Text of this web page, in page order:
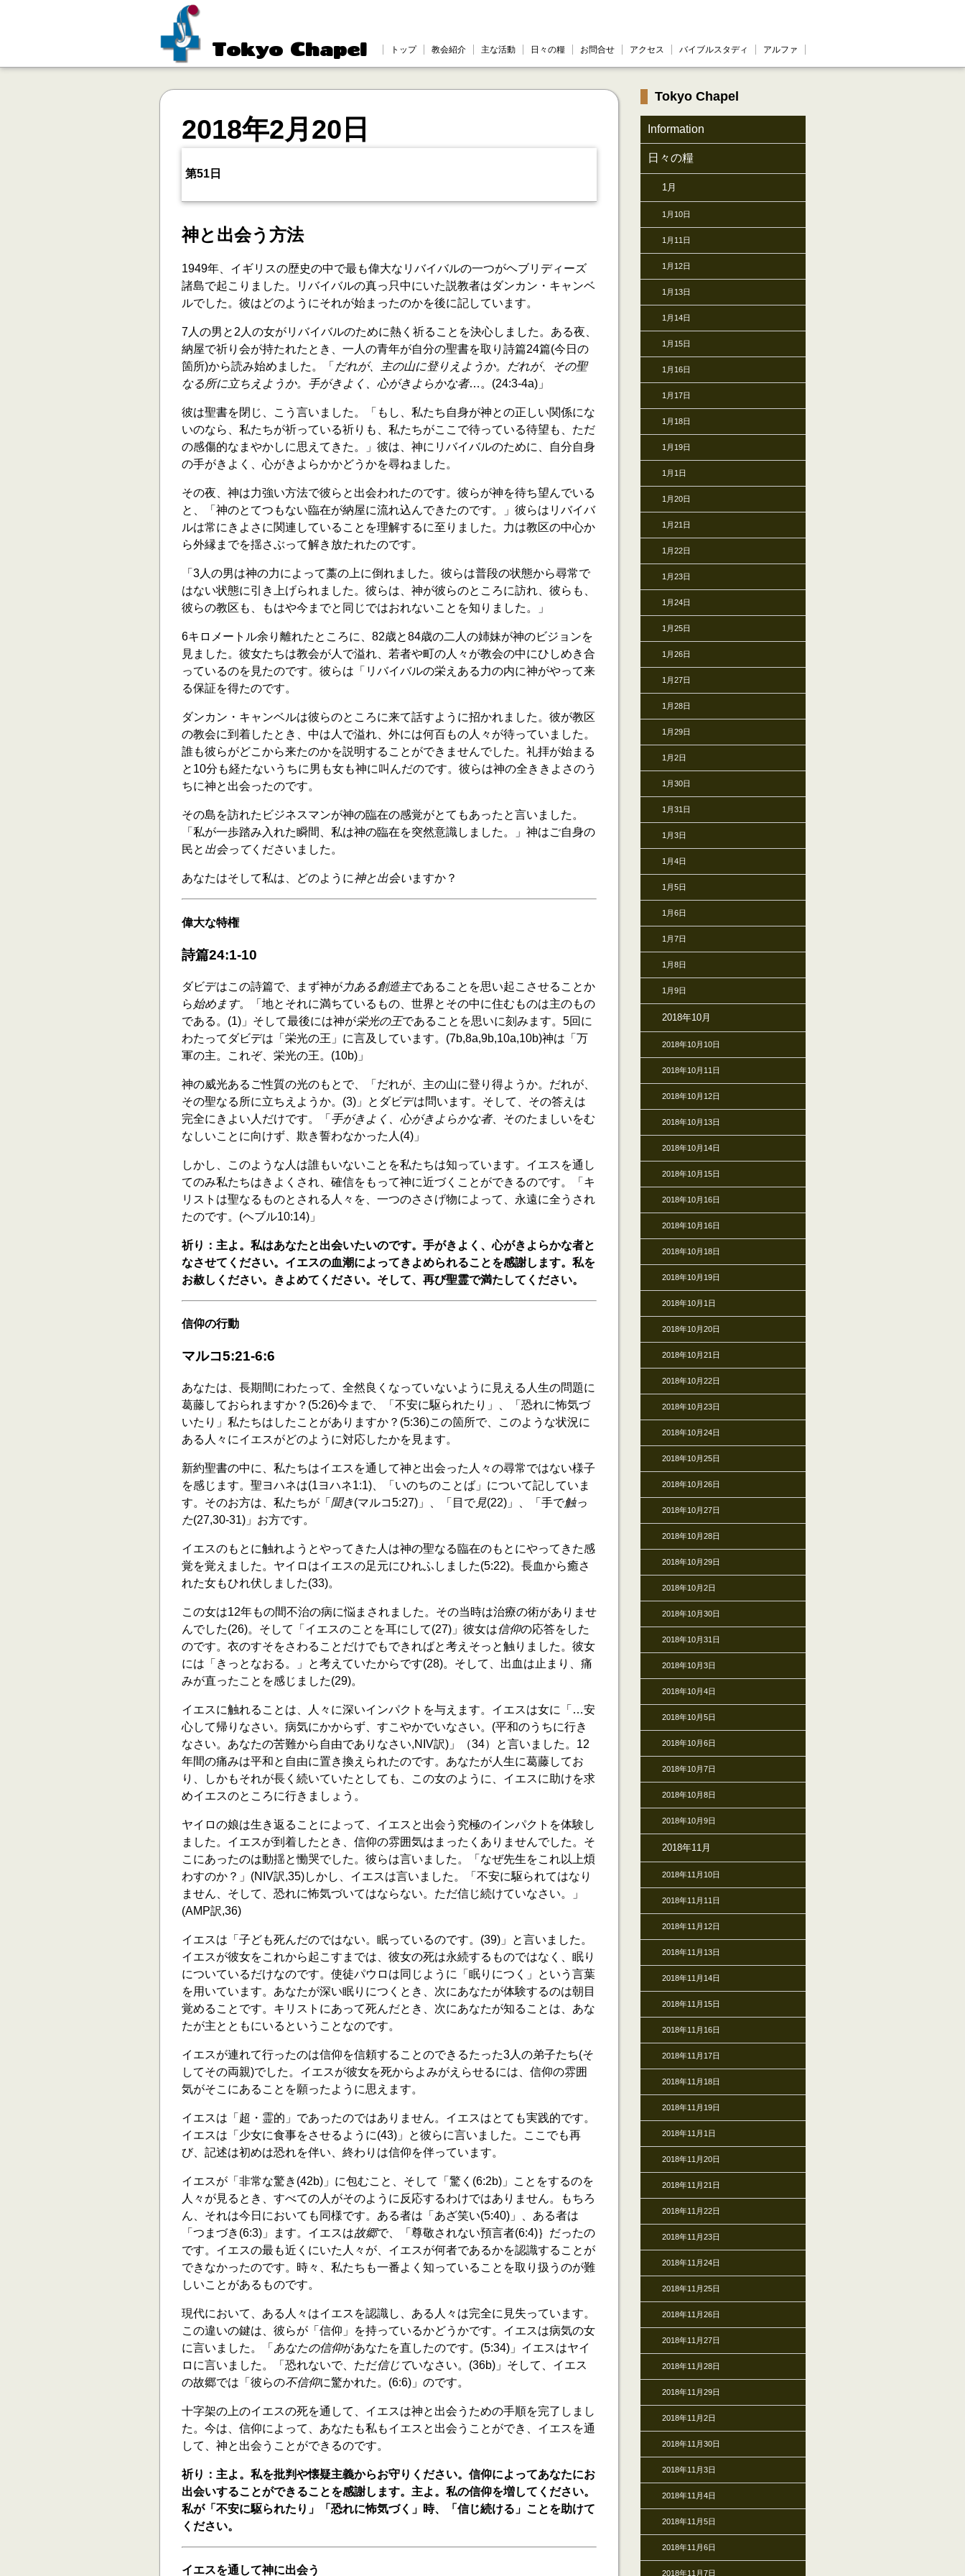
Tokyo Chapel トップ 教会紹介 主な活動 日々の糧 お問合せ アクセス バイブルスタディ アルファ
2018年2月20日
第51日
神と出会う方法
1949年、イギリスの歴史の中で最も偉大なリバイバルの一つがヘブリディーズ
諸島で起こりました。リバイバルの真っ只中にいた説教者はダンカン・キャンベ
ルでした。彼はどのようにそれが始まったのかを後に記しています。
7人の男と2人の女がリバイバルのために熱く祈ることを決心しました。ある夜、
納屋で祈り会が持たれたとき、一人の青年が自分の聖書を取り詩篇24篇(今日の
箇所)から読み始めました。「 だれが、主の山に登りえようか。だれが、その聖
なる所に立ちえようか。手がきよく、心がきよらかな者…。(24:3-4a)」
彼は聖書を閉じ、こう言いました。「もし、私たち自身が神との正しい関係にな
いのなら、私たちが祈っている祈りも、私たちがここで待っている待望も、ただ
の感傷的なまやかしに思えてきた。」彼は、神にリバイバルのために、自分自身
の手がきよく、心がきよらかかどうかを尋ねました。
その夜、神は力強い方法で彼らと出会われたのです。彼らが神を待ち望んでいる
と、「神のとてつもない臨在が納屋に流れ込んできたのです。」彼らはリバイバ
ルは常にきよさに関連していることを理解するに至りました。力は教区の中心か
ら外縁までを揺さぶって解き放たれたのです。
「3人の男は神の力によって藁の上に倒れました。彼らは普段の状態から尋常で
はない状態に引き上げられました。彼らは、神が彼らのところに訪れ、彼らも、
彼らの教区も、もはや今までと同じではおれないことを知りました。」
6キロメートル余り離れたところに、82歳と84歳の二人の姉妹が神のビジョンを
見ました。彼女たちは教会が人で溢れ、若者や町の人々が教会の中にひしめき合
っているのを見たのです。彼らは「リバイバルの栄えある力の内に神がやって来
る保証を得たのです。
ダンカン・キャンベルは彼らのところに来て話すように招かれました。彼が教区
の教会に到着したとき、中は人で溢れ、外には何百もの人々が待っていました。
誰も彼らがどこから来たのかを説明することができませんでした。礼拝が始まる
と10分も経たないうちに男も女も神に叫んだのです。彼らは神の全ききよさのう
ちに神と出会ったのです。
その島を訪れたビジネスマンが神の臨在の感覚がとてもあったと言いました。
「私が一歩踏み入れた瞬間、私は神の臨在を突然意識しました。」神はご自身の
民と 出会ってくださいました。
あなたはそして私は、どのように神と出会いますか？
偉大な特権
詩篇24:1-10
ダビデはこの詩篇で、まず神が力ある創造主であることを思い起こさせることか
ら 始めます。「地とそれに満ちているもの、世界とその中に住むものは主のもの
である。(1)」そして最後には神が栄光の王であることを思いに刻みます。5回に
わたってダビデは「栄光の王」に言及しています。(7b,8a,9b,10a,10b)神は「万
軍の主。これぞ、栄光の王。(10b)」
神の威光あるご性質の光のもとで、「だれが、主の山に登り得ようか。だれが、
その聖なる所に立ちえようか。(3)」とダビデは問います。そして、その答えは
完全にきよい人だけです。「 手がきよく、心がきよらかな者、そのたましいをむ
なしいことに向けず、欺き誓わなかった人(4)」
しかし、このような人は誰もいないことを私たちは知っています。イエスを通し
てのみ私たちはきよくされ、確信をもって神に近づくことができるのです。「キ
リストは聖なるものとされる人々を、一つのささげ物によって、永遠に全うされ
たのです。(ヘブル10:14)」
祈り：主よ。私はあなたと出会いたいのです。手がきよく、心がきよらかな者と
なさせてください。イエスの血潮によってきよめられることを感謝します。私を
お赦しください。きよめてください。そして、再び聖霊で満たしてください。
信仰の行動
マルコ5:21-6:6
あなたは、長期間にわたって、全然良くなっていないように見える人生の問題に
葛藤しておられますか？(5:26)今まで、「不安に駆られたり」、「恐れに怖気づ
いたり」私たちはしたことがありますか？(5:36)この箇所で、このような状況に
ある人々にイエスがどのように対応したかを見ます。
新約聖書の中に、私たちはイエスを通して神と出会った人々の尋常ではない様子
を感じます。聖ヨハネは(1ヨハネ1:1)、「いのちのことば」について記していま
す。そのお方は、私たちが「 聞き(マルコ5:27)」、「目で 見(22)」、「手で触っ
た(27,30-31)」お方です。
イエスのもとに触れようとやってきた人は神の聖なる臨在のもとにやってきた感
覚を覚えました。ヤイロはイエスの足元にひれふしました(5:22)。長血から癒さ
れた女もひれ伏しました(33)。
この女は12年もの間不治の病に悩まされました。その当時は治療の術がありませ
んでした(26)。そして「イエスのことを耳にして(27)」彼女は信仰の応答をした
のです。衣のすそをさわることだけでもできればと考えそっと触りました。彼女
には「きっとなおる。」と考えていたからです(28)。そして、出血は止まり、痛
みが直ったことを感じました(29)。
イエスに触れることは、人々に深いインパクトを与えます。イエスは女に「…安
心して帰りなさい。病気にかからず、すこやかでいなさい。(平和のうちに行き
なさい。あなたの苦難から自由でありなさい,NIV訳)」（34）と言いました。12
年間の痛みは平和と自由に置き換えられたのです。あなたが人生に葛藤してお
り、しかもそれが長く続いていたとしても、この女のように、イエスに助けを求
めイエスのところに行きましょう。
ヤイロの娘は生き返ることによって、イエスと出会う究極のインパクトを体験し
ました。イエスが到着したとき、信仰の雰囲気はまったくありませんでした。そ
こにあったのは動揺と慟哭でした。彼らは言いました。「なぜ先生をこれ以上煩
わすのか？」(NIV訳,35)しかし、イエスは言いました。「不安に駆られてはなり
ません、そして、恐れに怖気づいてはならない。ただ信じ続けていなさい。」
(AMP訳,36)
イエスは「子ども死んだのではない。眠っているのです。(39)」と言いました。
イエスが彼女をこれから起こすまでは、彼女の死は永続するものではなく、眠り
についているだけなのです。使徒パウロは同じように「眠りにつく」という言葉
を用いています。あなたが深い眠りにつくとき、次にあなたが体験するのは朝目
覚めることです。キリストにあって死んだとき、次にあなたが知ることは、あな
たが主とともにいるということなのです。
イエスが連れて行ったのは信仰を信頼することのできるたった3人の弟子たち(そ
してその両親)でした。イエスが彼女を死からよみがえらせるには、信仰の雰囲
気がそこにあることを願ったように思えます。
イエスは「超・霊的」であったのではありません。イエスはとても実践的です。
イエスは「少女に食事をさせるように(43)」と彼らに言いました。ここでも再
び、記述は初めは恐れを伴い、終わりは信仰を伴っています。
イエスが「非常な驚き(42b)」に包むこと、そして「驚く(6:2b)」ことをするのを
人々が見るとき、すべての人がそのように反応するわけではありません。もちろ
ん、それは今日においても同様です。ある者は「あざ笑い(5:40)」、ある者は
「つまづき(6:3)」ます。イエスは故郷で、「尊敬されない預言者(6:4)｝だったの
です。イエスの最も近くにいた人々が、イエスが何者であるかを認識することが
できなかったのです。時々、私たちも一番よく知っていることを取り扱うのが難
しいことがあるものです。
現代において、ある人々はイエスを認識し、ある人々は完全に見失っています。
この違いの鍵は、彼らが「信仰」を持っているかどうかです。イエスは病気の女
に言いました。「 あなたの信仰があなたを直したのです。(5:34)」イエスはヤイ
ロに言いました。「恐れないで、ただ信じていなさい。(36b)」そして、イエス
の故郷では「彼らの不信仰に驚かれた。(6:6)」のです。
十字架の上のイエスの死を通して、イエスは神と出会うための手順を完了しまし
た。今は、信仰によって、あなたも私もイエスと出会うことができ、イエスを通
して、神と出会うことができるのです。
祈り：主よ。私を批判や懐疑主義からお守りください。信仰によってあなたにお
出会いすることができることを感謝します。主よ。私の信仰を増してください。
私が「不安に駆られたり」「恐れに怖気づく」時、「信じ続ける」ことを助けて
ください。
イエスを通して神に出会う
Tokyo Chapel
Information
日々の糧
1月
1月10日
1月11日
1月12日
1月13日
1月14日
1月15日
1月16日
1月17日
1月18日
1月19日
1月1日
1月20日
1月21日
1月22日
1月23日
1月24日
1月25日
1月26日
1月27日
1月28日
1月29日
1月2日
1月30日
1月31日
1月3日
1月4日
1月5日
1月6日
1月7日
1月8日
1月9日
2018年10月
2018年10月10日
2018年10月11日
2018年10月12日
2018年10月13日
2018年10月14日
2018年10月15日
2018年10月16日
2018年10月16日
2018年10月18日
2018年10月19日
2018年10月1日
2018年10月20日
2018年10月21日
2018年10月22日
2018年10月23日
2018年10月24日
2018年10月25日
2018年10月26日
2018年10月27日
2018年10月28日
2018年10月29日
2018年10月2日
2018年10月30日
2018年10月31日
2018年10月3日
2018年10月4日
2018年10月5日
2018年10月6日
2018年10月7日
2018年10月8日
2018年10月9日
2018年11月
2018年11月10日
2018年11月11日
2018年11月12日
2018年11月13日
2018年11月14日
2018年11月15日
2018年11月16日
2018年11月17日
2018年11月18日
2018年11月19日
2018年11月1日
2018年11月20日
2018年11月21日
2018年11月22日
2018年11月23日
2018年11月24日
2018年11月25日
2018年11月26日
2018年11月27日
2018年11月28日
2018年11月29日
2018年11月2日
2018年11月30日
2018年11月3日
2018年11月4日
2018年11月5日
2018年11月6日
2018年11月7日